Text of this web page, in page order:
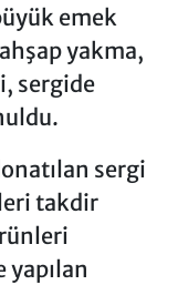
emek
yakma,
sergide
sergi
takdir
yapılan